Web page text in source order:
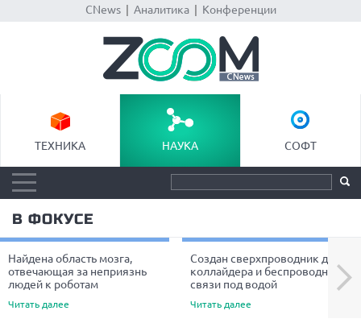
CNews| Аналитика| Конференции
ТЕХНИКА НАУКА СОФТ
В ФОКУСЕ
Найдена область мозга,
отвечающая за неприязнь
людей к роботам
Читать далее
Создан сверхпроводник для
коллайдера и беспроводной
связи под водой
Читать далее
Next